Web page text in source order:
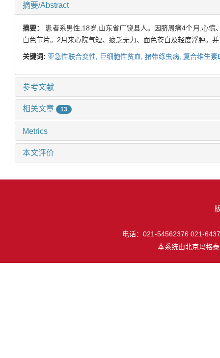
摘要/Abstract
摘要： 患者系男性,18岁,山东省广饶县人。因脐周痛4个月,心
白色节片。2月来心院气短、疲乏无力、面色苍白及轻度浮肿。并
关键词: 亚急性联合变性, 巨细胞性贫血, 猪带绦虫病, 复合维生
参考文献
相关文章 13
Metrics
本文评价
电话：021-54562376 021-
本系统由北京玛格